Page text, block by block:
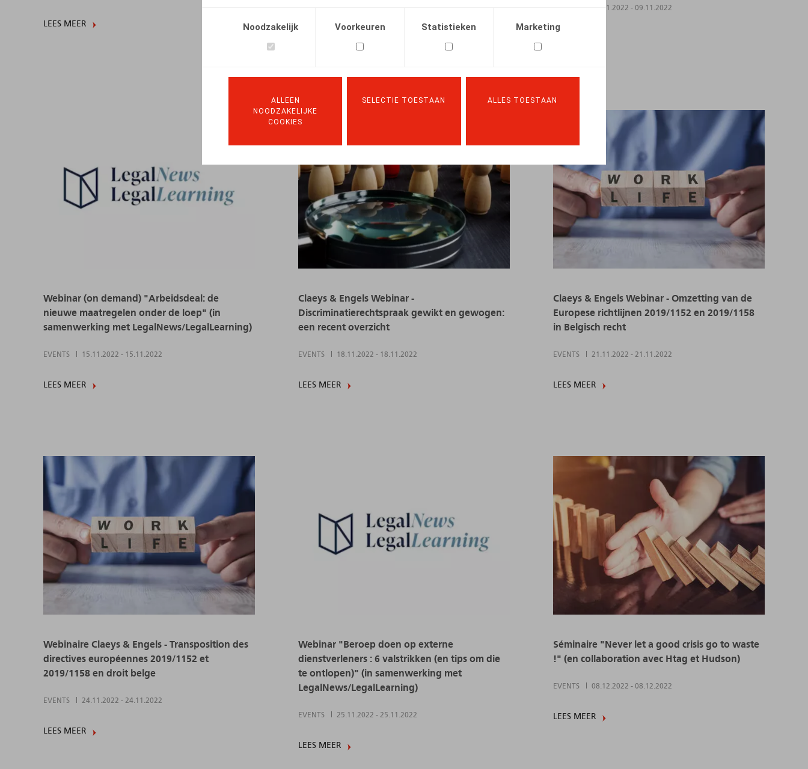
Noodzakelijk Voorkeuren Statistieken Marketing
ALLEEN
NOODZAKELIJKE
COOKIES
SELECTIE TOESTAAN ALLES TOESTAAN
LEES MEER LEES MEER
09.11.2022 - 09.11.2022
Webinar (on demand) "Arbeidsdeal: de
nieuwe maatregelen onder de loep" (in
samenwerking met LegalNews/LegalLearning)
EVENTS 15.11.2022 - 15.11.2022
LEES MEER
Claeys & Engels Webinar -
Discriminatierechtspraak gewikt en gewogen:
een recent overzicht
EVENTS 18.11.2022 - 18.11.2022
LEES MEER
Claeys & Engels Webinar - Omzetting van de
Europese richtlijnen 2019/1152 en 2019/1158
in Belgisch recht
EVENTS 21.11.2022 - 21.11.2022
LEES MEER
Webinaire Claeys & Engels - Transposition des
directives européennes 2019/1152 et
2019/1158 en droit belge
EVENTS 24.11.2022 - 24.11.2022
LEES MEER
Webinar "Beroep doen op externe
dienstverleners : 6 valstrikken (en tips om die
te ontlopen)" (in samenwerking met
LegalNews/LegalLearning)
EVENTS 25.11.2022 - 25.11.2022
LEES MEER
Séminaire "Never let a good crisis go to waste
!" (en collaboration avec Htag et Hudson)
EVENTS 08.12.2022 - 08.12.2022
LEES MEER